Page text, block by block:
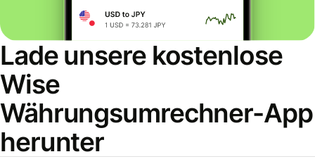
Lade unsere kostenlose
Wise
Währungsumrechner-App
herunter